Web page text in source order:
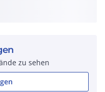
zu sehen